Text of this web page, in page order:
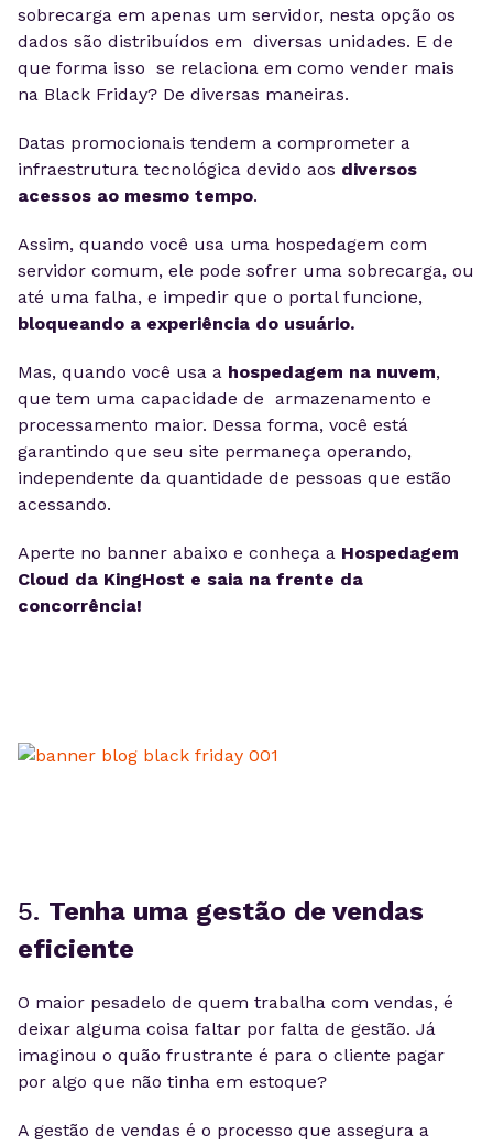
sobrecarga em apenas um servidor, nesta opção os
dados são distribuídos em diversas unidades. E de
que forma isso se relaciona em como vender mais
na Black Friday? De diversas maneiras.
Datas promocionais tendem a comprometer a
infraestrutura tecnológica devido aos diversos
acessos ao mesmo tempo.
Assim, quando você usa uma hospedagem com
servidor comum, ele pode sofrer uma sobrecarga, ou
até uma falha, e impedir que o portal funcione,
bloqueando a experiência do usuário.
Mas, quando você usa a hospedagem na nuvem,
que tem uma capacidade de armazenamento e
processamento maior. Dessa forma, você está
garantindo que seu site permaneça operando,
independente da quantidade de pessoas que estão
acessando.
Aperte no banner abaixo e conheça a Hospedagem
Cloud da KingHost e saia na frente da
concorrência!
5. Tenha uma gestão de vendas
eficiente
O maior pesadelo de quem trabalha com vendas, é
deixar alguma coisa faltar por falta de gestão. Já
imaginou o quão frustrante é para o cliente pagar
por algo que não tinha em estoque?
A gestão de vendas é o processo que assegura a